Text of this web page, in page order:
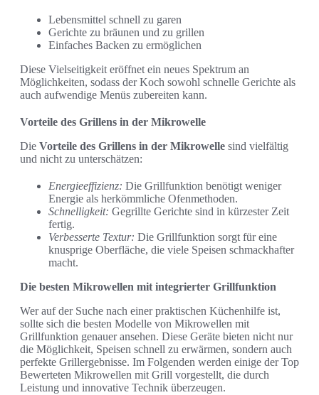
Lebensmittel schnell zu garen
Gerichte zu bräunen und zu grillen
Einfaches Backen zu ermöglichen
Diese Vielseitigkeit eröffnet ein neues Spektrum an
Möglichkeiten, sodass der Koch sowohl schnelle Gerichte als
auch aufwendige Menüs zubereiten kann.
Vorteile des Grillens in der Mikrowelle
Die Vorteile des Grillens in der Mikrowelle sind vielfältig
und nicht zu unterschätzen:
Energieeffizienz: Die Grillfunktion benötigt weniger
Energie als herkömmliche Ofenmethoden.
Schnelligkeit: Gegrillte Gerichte sind in kürzester Zeit
fertig.
Verbesserte Textur: Die Grillfunktion sorgt für eine
knusprige Oberfläche, die viele Speisen schmackhafter
macht.
Die besten Mikrowellen mit integrierter Grillfunktion
Wer auf der Suche nach einer praktischen Küchenhilfe ist,
sollte sich die besten Modelle von Mikrowellen mit
Grillfunktion genauer ansehen. Diese Geräte bieten nicht nur
die Möglichkeit, Speisen schnell zu erwärmen, sondern auch
perfekte Grillergebnisse. Im Folgenden werden einige der Top
Bewerteten Mikrowellen mit Grill vorgestellt, die durch
Leistung und innovative Technik überzeugen.